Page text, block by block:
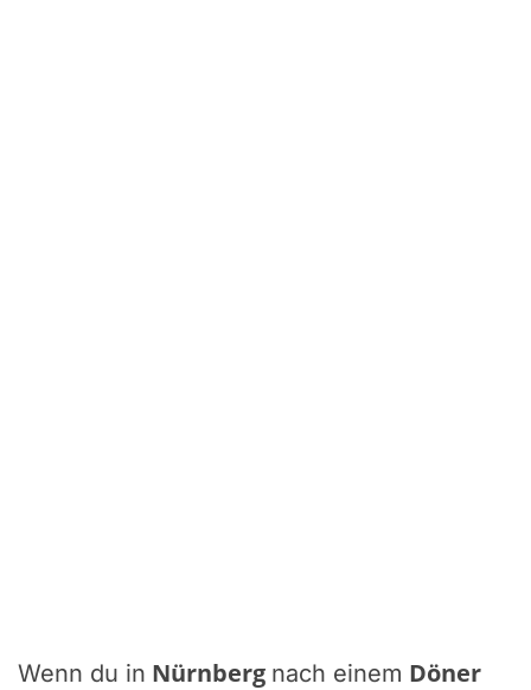
Wenn du in Nürnberg nach einem Döner